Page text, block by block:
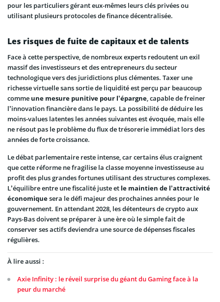
pour les particuliers gérant eux-mêmes leurs clés privées ou
utilisant plusieurs protocoles de finance décentralisée.
Les risques de fuite de capitaux et de talents
Face à cette perspective, de nombreux experts redoutent un exil
massif des investisseurs et des entrepreneurs du secteur
technologique vers des juridictions plus clémentes. Taxer une
richesse virtuelle sans sortie de liquidité est perçu par beaucoup
comme une mesure punitive pour l’épargne , capable de freiner
l’innovation financière dans le pays. La possibilité de déduire les
moins-values latentes les années suivantes est évoquée, mais elle
ne résout pas le problème du flux de trésorerie immédiat lors des
années de forte croissance.
Le débat parlementaire reste intense, car certains élus craignent
que cette réforme ne fragilise la classe moyenne investisseuse au
profit des plus grandes fortunes utilisant des structures complexes.
L’équilibre entre une fiscalité juste et le maintien de l’attractivité
économiquesera le défi majeur des prochaines années pour le
gouvernement. En attendant 2028, les détenteurs de crypto aux
Pays-Bas doivent se préparer à une ère où le simple fait de
conserver ses actifs deviendra une source de dépenses fiscales
régulières.
À lire aussi :
Axie Infinity : le réveil surprise du géant du Gaming face à la
peur du marché